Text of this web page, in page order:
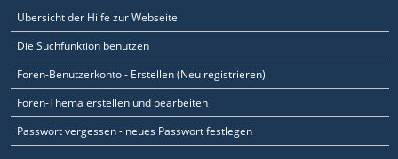
Übersicht der Hilfe zur Webseite
Die Suchfunktion benutzen
Foren-Benutzerkonto - Erstellen (Neu registrieren)
Foren-Thema erstellen und bearbeiten
Passwort vergessen - neues Passwort festlegen